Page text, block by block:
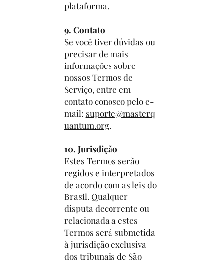
plataforma.
9. Contato
Se você tiver dúvidas ou
precisar de mais
informações sobre
nossos Termos de
Serviço, entre em
contato conosco pelo e-
mail: suporte@masterq
uantum.org.
10. Jurisdição
Estes Termos serão
regidos e interpretados
de acordo com as leis do
Brasil. Qualquer
disputa decorrente ou
relacionada a estes
Termos será submetida
à jurisdição exclusiva
dos tribunais de São